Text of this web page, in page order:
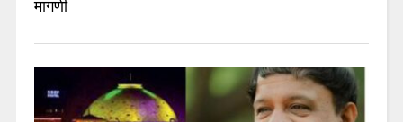
मागणी